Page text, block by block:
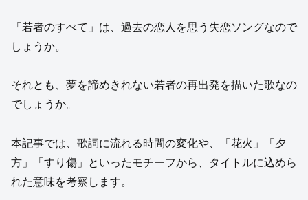
「若者のすべて」は、過去の恋人を思う失恋ソングなので
しょうか。
それとも、夢を諦めきれない若者の再出発を描いた歌なの
でしょうか。
本記事では、歌詞に流れる時間の変化や、「花火」「夕
方」「すり傷」といったモチーフから、タイトルに込めら
れた意味を考察します。